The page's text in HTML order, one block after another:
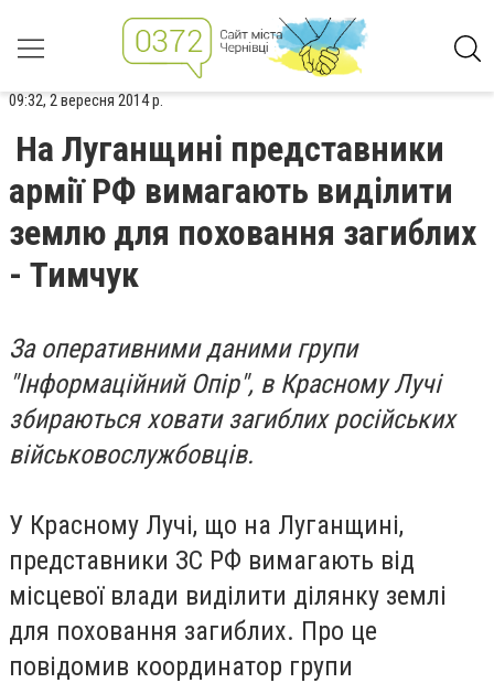
09:32, 2 вересня 2014 р.
На Луганщині представники
армії РФ вимагають виділити
землю для поховання загиблих
- Тимчук
За оперативними даними групи
"Інформаційний Опір", в Красному Лучі
збираються ховати загиблих російських
військовослужбовців.
У Красному Лучі, що на Луганщині,
представники ЗС РФ вимагають від
місцевої влади виділити ділянку землі
для поховання загиблих. Про це
повідомив координатор групи